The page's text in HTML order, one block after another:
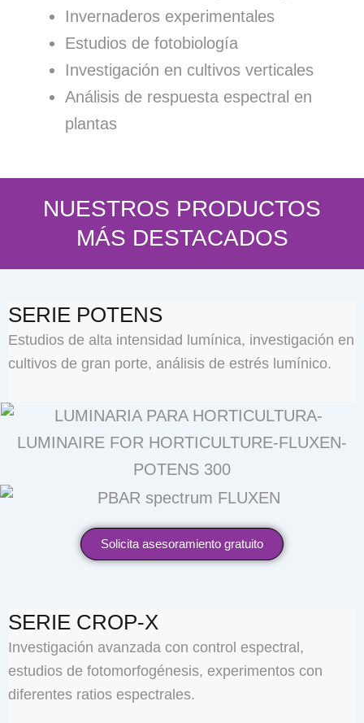
Invernaderos experimentales
Estudios de fotobiología
Investigación en cultivos verticales
Análisis de respuesta espectral en
plantas
NUESTROS PRODUCTOS
MÁS DESTACADOS
SERIE POTENS
Estudios de alta intensidad lumínica, investigación en
cultivos de gran porte, análisis de estrés lumínico.
Solicita asesoramiento gratuito
SERIE CROP-X
Investigación avanzada con control espectral,
estudios de fotomorfogénesis, experimentos con
diferentes ratios espectrales.